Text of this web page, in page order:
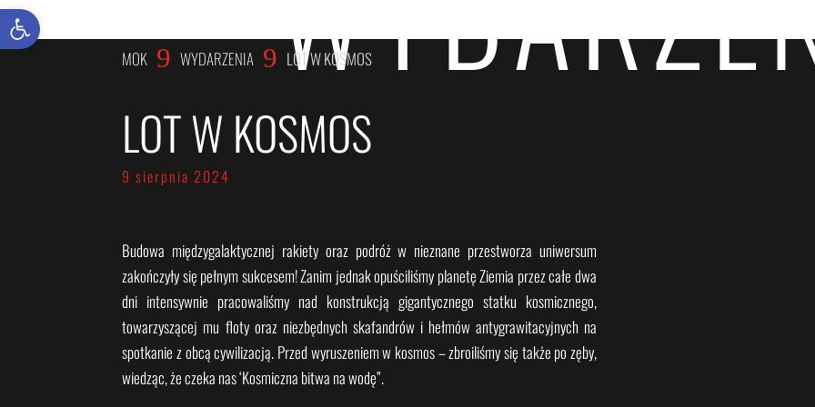
MOK 9 WYDARZENIA 9 LOT W KOSMOS
LOT W KOSMOS
9 sierpnia 2024
Budowa międzygalaktycznej rakiety oraz podróż w nieznane przestworza uniwersum
zakończyły się pełnym sukcesem! Zanim jednak opuściliśmy planetę Ziemia przez całe dwa
dni intensywnie pracowaliśmy nad konstrukcją gigantycznego statku kosmicznego,
towarzyszącej mu floty oraz niezbędnych skafandrów i hełmów antygrawitacyjnych na
spotkanie z obcą cywilizacją. Przed wyruszeniem w kosmos – zbroiliśmy się także po zęby,
wiedząc, że czeka nas ‘Kosmiczna bitwa na wodę”.
Otwórz pasek narzędzi